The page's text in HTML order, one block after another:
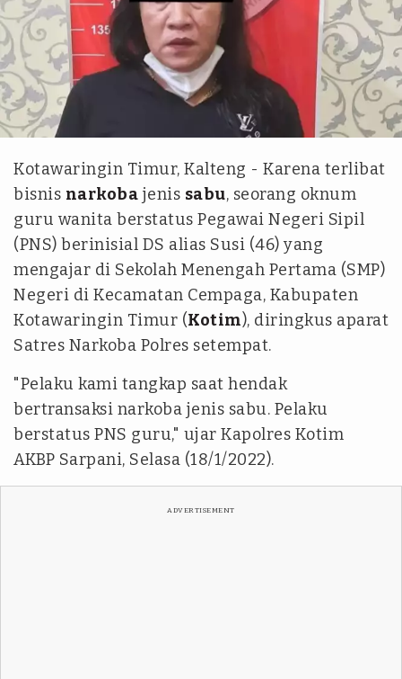
Didi Syachwani
Kotawaringin Timur, Kalteng - Karena terlibat
bisnis narkoba jenis sabu, seorang oknum
guru wanita berstatus Pegawai Negeri Sipil
(PNS) berinisial DS alias Susi (46) yang
mengajar di Sekolah Menengah Pertama (SMP)
Negeri di Kecamatan Cempaga, Kabupaten
Kotawaringin Timur (Kotim), diringkus aparat
Satres Narkoba Polres setempat.
"Pelaku kami tangkap saat hendak
bertransaksi narkoba jenis sabu. Pelaku
berstatus PNS guru," ujar Kapolres Kotim
AKBP Sarpani, Selasa (18/1/2022).
ADVERTISEMENT